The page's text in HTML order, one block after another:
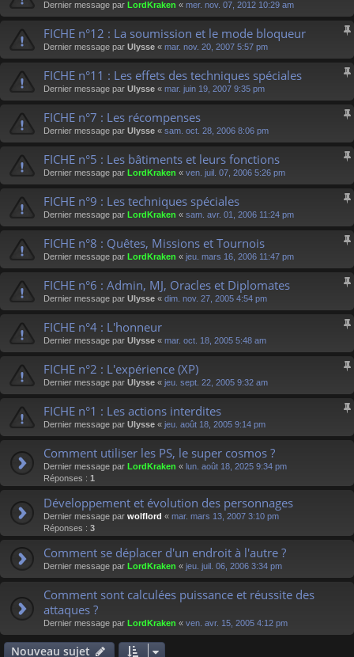
Dernier message par LordKraken « mer. nov. 07, 2012 10:29 am
FICHE n°12 : La soumission et le mode bloqueur
Dernier message par Ulysse « mar. nov. 20, 2007 5:57 pm
FICHE n°11 : Les effets des techniques spéciales
Dernier message par Ulysse « mar. juin 19, 2007 9:35 pm
FICHE n°7 : Les récompenses
Dernier message par Ulysse « sam. oct. 28, 2006 8:06 pm
FICHE n°5 : Les bâtiments et leurs fonctions
Dernier message par LordKraken « ven. juil. 07, 2006 5:26 pm
FICHE n°9 : Les techniques spéciales
Dernier message par LordKraken « sam. avr. 01, 2006 11:24 pm
FICHE n°8 : Quêtes, Missions et Tournois
Dernier message par LordKraken « jeu. mars 16, 2006 11:47 pm
FICHE n°6 : Admin, MJ, Oracles et Diplomates
Dernier message par Ulysse « dim. nov. 27, 2005 4:54 pm
FICHE n°4 : L'honneur
Dernier message par Ulysse « mar. oct. 18, 2005 5:48 am
FICHE n°2 : L'expérience (XP)
Dernier message par Ulysse « jeu. sept. 22, 2005 9:32 am
FICHE n°1 : Les actions interdites
Dernier message par Ulysse « jeu. août 18, 2005 9:14 pm
Comment utiliser les PS, le super cosmos ?
Dernier message par LordKraken « lun. août 18, 2025 9:34 pm
Réponses : 1
Développement et évolution des personnages
Dernier message par wolflord « mar. mars 13, 2007 3:10 pm
Réponses : 3
Comment se déplacer d'un endroit à l'autre ?
Dernier message par LordKraken « jeu. juil. 06, 2006 3:34 pm
Comment sont calculées puissance et réussite des
attaques ?
Dernier message par LordKraken « ven. avr. 15, 2005 4:12 pm
Nouveau sujet